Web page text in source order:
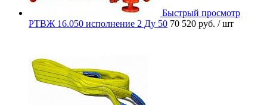
Быстрый просмотр
РТВЖ 16.050 исполнение 2 Ду 50 70 520 руб. / шт